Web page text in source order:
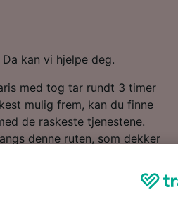
kan vi hjelpe deg.
med tog tar rundt 3 timer
mulig frem, kan du finne
de raskeste tjenestene.
denne ruten, som dekker
det går direkte tog fra Brest
tog fra enten SNCF eller
tjenester med alle